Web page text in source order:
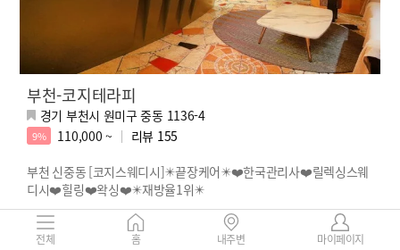
부천-코지테라피
경기 부천시 원미구 중동 1136-4
9% 110,000 ~ 리뷰 155
부천 신중동 [코지스웨디시]✴️끝장케어✴️❤️한국관리사❤️릴렉싱스웨
디시❤️힐링❤️왁싱❤️✴️재방율1위✴️
예약1순위 레나 힐링자판기 밀라 마법손길 이서 릴렉스전문 민희
전체 홈 내주변 마이페이지